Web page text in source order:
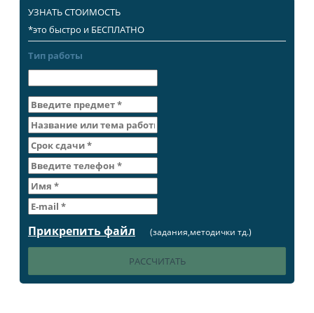
УЗНАТЬ СТОИМОСТЬ
*это быстро и БЕСПЛАТНО
Тип работы
Прикрепить файл (задания,методички тд.)